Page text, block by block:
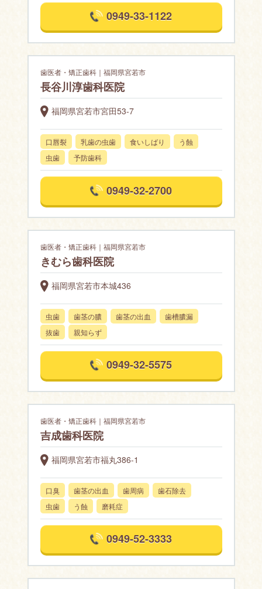
0949-33-1122
歯医者・矯正歯科｜福岡県宮若市
長谷川淳歯科医院
福岡県宮若市宮田53-7
口唇裂 乳歯の虫歯 食いしばり
う蝕
虫歯
予防歯科
0949-32-2700
歯医者・矯正歯科｜福岡県宮若市
きむら歯科医院
福岡県宮若市本城436
虫歯 歯茎の膿 歯茎の出血
歯槽膿漏
抜歯
親知らず
0949-32-5575
歯医者・矯正歯科｜福岡県宮若市
吉成歯科医院
福岡県宮若市福丸386-1
口臭 歯茎の出血 歯周病
歯石除去
虫歯
う蝕 磨耗症
0949-52-3333